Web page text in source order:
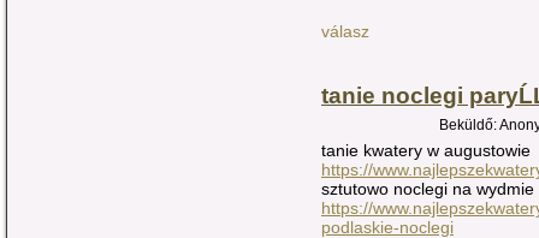
válasz
tanie noclegi
Beküldő:
tanie kwatery w augustowie
https://
sztutowo noclegi na wydmie
https://
podlaskie-noclegi